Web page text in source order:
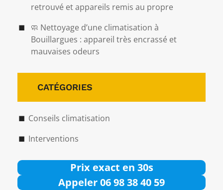
retrouvé et appareils remis au propre
🧼 Nettoyage d’une climatisation à
Bouillargues : appareil très encrassé et
mauvaises odeurs
CATÉGORIES
Conseils climatisation
Interventions
Prix exact en 30s
Appeler 06 98 38 40 59